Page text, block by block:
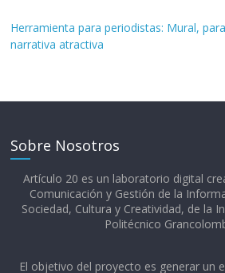
Herramienta para periodistas: Mural,
narrativa atractiva
Sobre Nosotros
Artículo 20 es un laboratorio digital
Comunicación y Gestión de la
Sociedad, Cultura y Creatividad, de la
Politécnico
El objetivo del proyecto es generar un